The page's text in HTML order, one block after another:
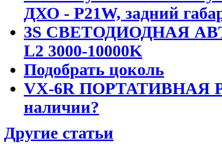
ДХО - P21W, задний
3S СВЕТОДИОДНАЯ
L2 3000-10000K
Подобрать цоколь
VX-6R ПОРТАТИВНАЯ
наличии?
Другие статьи